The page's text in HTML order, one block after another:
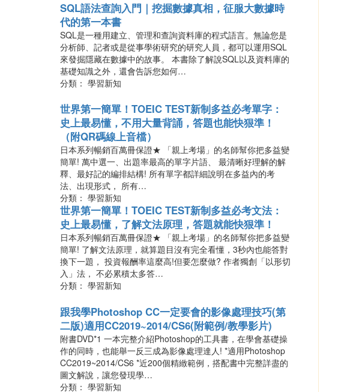
SQL語法查詢入門｜挖掘數據真相，征服大數據時
代的第一本書
SQL是一種用建立、管理和查詢資料庫的程式語言。無論您是
分析師、記者或是從事學術研究的研究人員，都可以運用SQL
來發掘隱藏在數據中的故事。 本書除了解說SQL以及資料庫的
基礎知識之外，還會告訴您如何…
分類： 學習新知
世界第一簡單！TOEIC TEST新制多益必考單字：
史上最易懂，不用大量背誦，答題也能快狠準！
（附QR碼線上音檔）
日本系列暢銷百萬冊保證★ 「親上考場」的名師幫你把多益變
簡單! 萬中選一、出題率最高的單字片語、 最清晰好理解的解
釋、最好記的編排結構! 所有單字都詳細說明在多益內的考
法、出現形式， 所有…
分類： 學習新知
世界第一簡單！TOEIC TEST新制多益必考文法：
史上最易懂，了解文法原理，答題就能快狠準！
日本系列暢銷百萬冊保證★ 「親上考場」的名師幫你把多益變
簡單! 了解文法原理，就算題目沒有完全看懂，3秒內也能答對
換下一題， 投資報酬率這麼高!但要怎麼做? 作者獨創「以形切
入」法， 不必累積太多答…
分類： 學習新知
跟我學Photoshop CC一定要會的影像處理技巧(第
二版)適用CC2019~2014/CS6(附範例/教學影片)
附書DVD*1 一本完整介紹Photoshop的工具書，在學會基礎操
作的同時，也能舉一反三成為影像處理達人! *適用Photoshop
CC2019~2014/CS6 *近200個精緻範例，搭配書中完整詳盡的
圖文解說，讓您發現學…
分類： 學習新知